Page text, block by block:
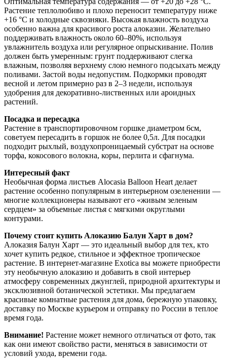
Растение теплолюбиво и плохо переносит температуру ниже
+16 °C и холодные сквозняки. Высокая влажность воздуха
особенно важна для красивого роста алоказии. Желательно
поддерживать влажность около 60–80%, используя
увлажнитель воздуха или регулярное опрыскивание. Полив
должен быть умеренным: грунт поддерживают слегка
влажным, позволяя верхнему слою немного подсыхать между
поливами. Застой воды недопустим. Подкормки проводят
весной и летом примерно раз в 2–3 недели, используя
удобрения для декоративно-лиственных или ароидных
растений.
Посадка и пересадка
Растение в транспортировочном горшке диаметром 6см,
советуем пересадить в горшок не более 0,5л. Для посадки
подходит рыхлый, воздухопроницаемый субстрат на основе
торфа, кокосового волокна, коры, перлита и сфагнума.
Интересный факт
Необычная форма листьев Alocasia Balloon Heart делает
растение особенно популярным в интерьерном озеленении —
многие коллекционеры называют его «живым зеленым
сердцем» за объемные листья с мягкими округлыми
контурами.
Почему стоит купить Алоказию Балун Харт в дом?
Алоказия Балун Харт — это идеальный выбор для тех, кто
хочет купить редкое, стильное и эффектное тропическое
растение. В интернет-магазине Exotica вы можете приобрести
эту необычную алоказию и добавить в свой интерьер
атмосферу современных джунглей, природной архитектуры и
эксклюзивной ботанической эстетики. Мы предлагаем
красивые комнатные растения для дома, бережную упаковку,
доставку по Москве курьером и отправку по России в теплое
время года.
Внимание! Растение может немного отличаться от фото, так
как они имеют свойство расти, меняться в зависимости от
условий ухода, времени года.